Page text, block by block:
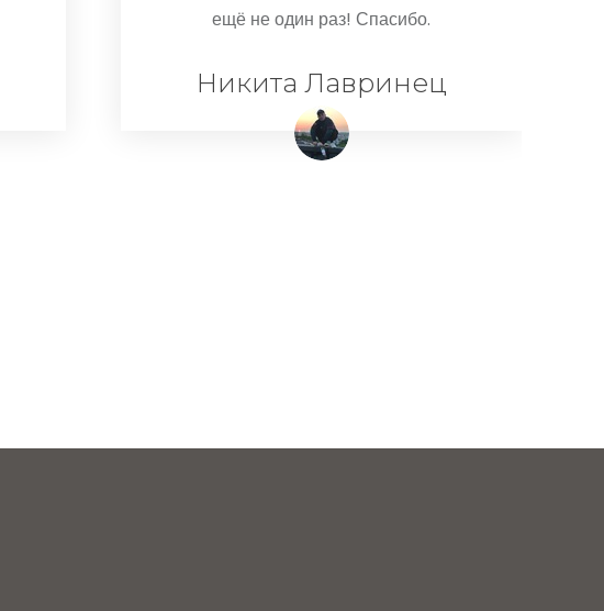
ещё не один раз! Спасибо.
Никита Лавринец